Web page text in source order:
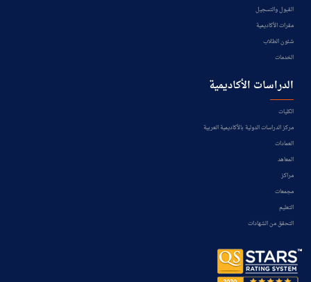
القبول والتسجيل
مقرات الأكاديمية
شئون الطلاب
الخدمات
الدراسات الأكاديمية
الكليات
مركز الدراسات الدولية بالأكاديمية العربية
العمادات
المعاهد
مراكز
مجمعات
التعليم
التحقق من الشهادات